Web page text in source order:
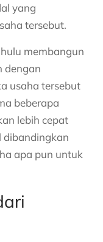
yang
tersebut.
membangun
dengan
usaha tersebut
beberapa
lebih cepat
dibandingkan
apa pun untuk